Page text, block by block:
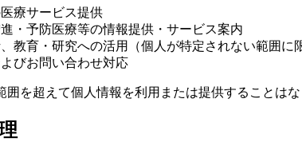
療サービス提供
・予防医療等の情報提供・サービス案内
教育・研究への活用（個人が特定されない範囲に
びお問い合わせ対応
を超えて個人情報を利用または提供することは